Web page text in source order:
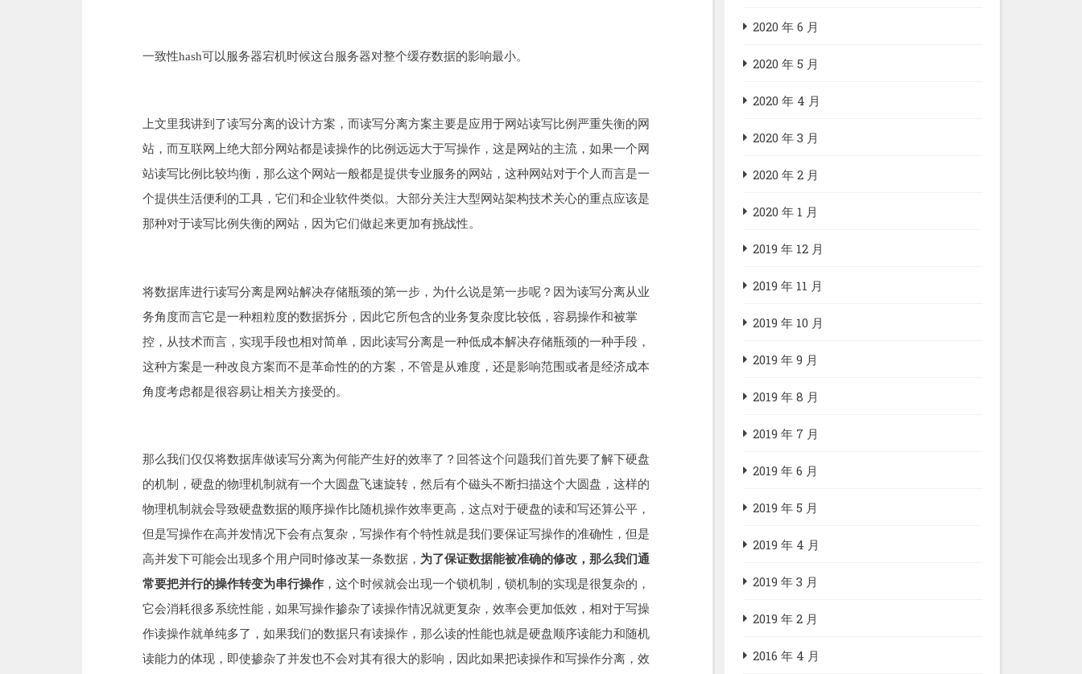
一致性hash可以服务器宕机时候这台服务器对整个缓存数据的影响最小。
上文里我讲到了读写分离的设计方案，而读写分离方案主要是应用于网站读写比例严重失衡的网
站，而互联网上绝大部分网站都是读操作的比例远远大于写操作，这是网站的主流，如果一个网
站读写比例比较均衡，那么这个网站一般都是提供专业服务的网站，这种网站对于个人而言是一
个提供生活便利的工具，它们和企业软件类似。大部分关注大型网站架构技术关心的重点应该是
那种对于读写比例失衡的网站，因为它们做起来更加有挑战性。
将数据库进行读写分离是网站解决存储瓶颈的第一步，为什么说是第一步呢？因为读写分离从业
务角度而言它是一种粗粒度的数据拆分，因此它所包含的业务复杂度比较低，容易操作和被掌
控，从技术而言，实现手段也相对简单，因此读写分离是一种低成本解决存储瓶颈的一种手段，
这种方案是一种改良方案而不是革命性的的方案，不管是从难度，还是影响范围或者是经济成本
角度考虑都是很容易让相关方接受的。
那么我们仅仅将数据库做读写分离为何能产生好的效率了？回答这个问题我们首先要了解下硬盘
的机制，硬盘的物理机制就有一个大圆盘飞速旋转，然后有个磁头不断扫描这个大圆盘，这样的
物理机制就会导致硬盘数据的顺序操作比随机操作效率更高，这点对于硬盘的读和写还算公平，
但是写操作在高并发情况下会有点复杂，写操作有个特性就是我们要保证写操作的准确性，但是
高并发下可能会出现多个用户同时修改某一条数据， 为了保证数据能被准确的修改，那么我们通
常要把并行的操作转变为串行操作 ，这个时候就会出现一个锁机制，锁机制的实现是很复杂的，
它会消耗很多系统性能，如果写操作掺杂了读操作情况就更复杂，效率会更加低效，相对于写操
作读操作就单纯多了，如果我们的数据只有读操作，那么读的性能也就是硬盘顺序读能力和随机
读能力的体现，即使掺杂了并发也不会对其有很大的影响，因此如果把读操作和写操作分离，效
2020 年 6 月
2020 年 5 月
2020 年 4 月
2020 年 3 月
2020 年 2 月
2020 年 1 月
2019 年 12 月
2019 年 11 月
2019 年 10 月
2019 年 9 月
2019 年 8 月
2019 年 7 月
2019 年 6 月
2019 年 5 月
2019 年 4 月
2019 年 3 月
2019 年 2 月
2016 年 4 月